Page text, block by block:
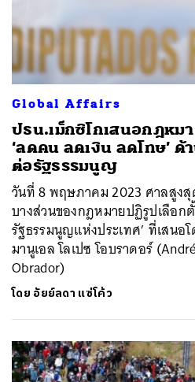
Global Affairs
ปธน.เม็กซิโกเสนอกฎหม
‘ลดคน ลดเงิน ลดโทษ’
ต่อรัฐธรรมนูญ
วันที่ 8 พฤษภาคม 2023 ศาลสูงสุ
บางส่วนของกฎหมายปฏิรูปเลือก
รัฐธรรมนูญแห่งประเทศ’ ที่เสนอ
มานูเอล โลเปซ โอบราดอร์
Obrador)
โดย อัยย์ลดา แซ่โค้ว